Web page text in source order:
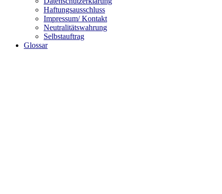
Haftungsausschluss
Impressum/ Kontakt
Neutralitätswahrung
Selbstauftrag
Glossar